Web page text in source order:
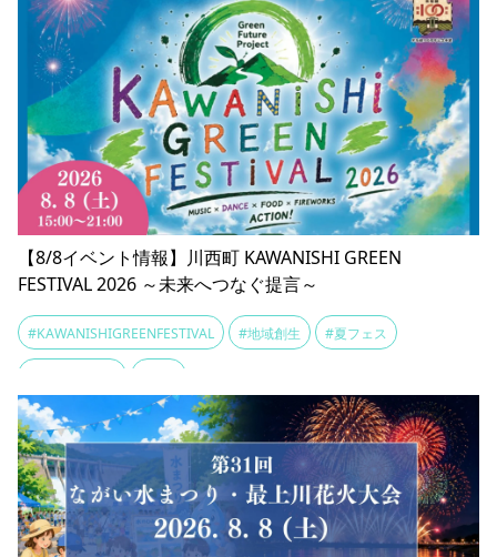
【8/8イベント情報】川西町 KAWANISHI GREEN
FESTIVAL 2026 ～未来へつなぐ提言～
#KAWANISHIGREENFESTIVAL #地域創生 #夏フェス